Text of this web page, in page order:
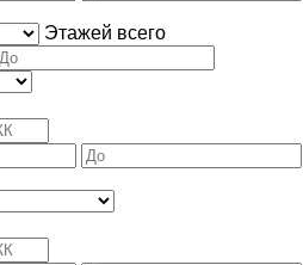
Этажей всего